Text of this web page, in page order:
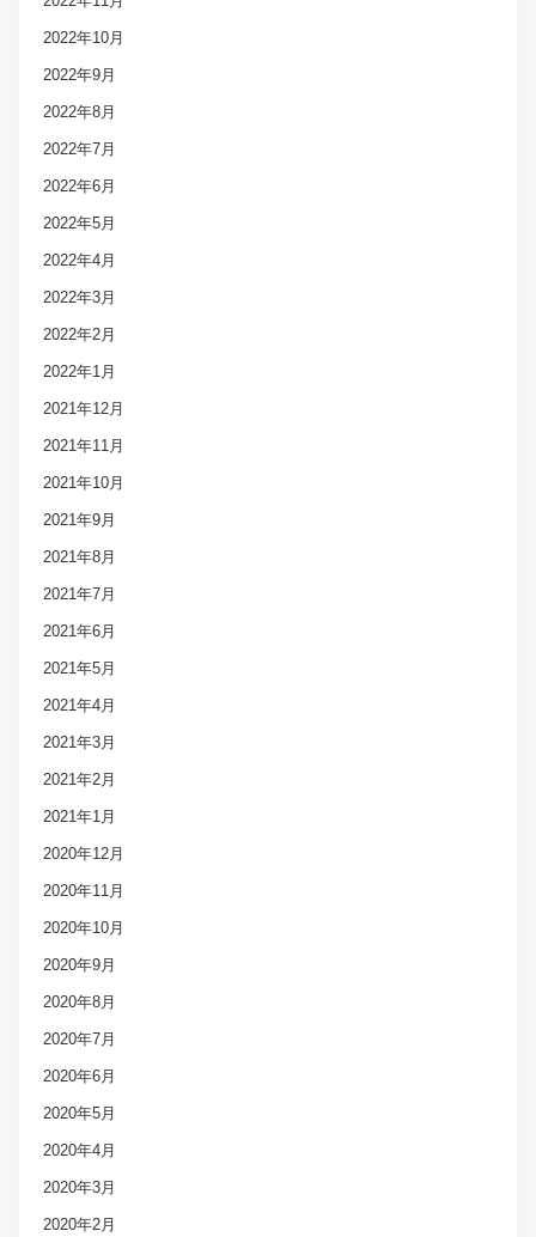
2022年10月
2022年9月
2022年8月
2022年7月
2022年6月
2022年5月
2022年4月
2022年3月
2022年2月
2022年1月
2021年12月
2021年11月
2021年10月
2021年9月
2021年8月
2021年7月
2021年6月
2021年5月
2021年4月
2021年3月
2021年2月
2021年1月
2020年12月
2020年11月
2020年10月
2020年9月
2020年8月
2020年7月
2020年6月
2020年5月
2020年4月
2020年3月
2020年2月